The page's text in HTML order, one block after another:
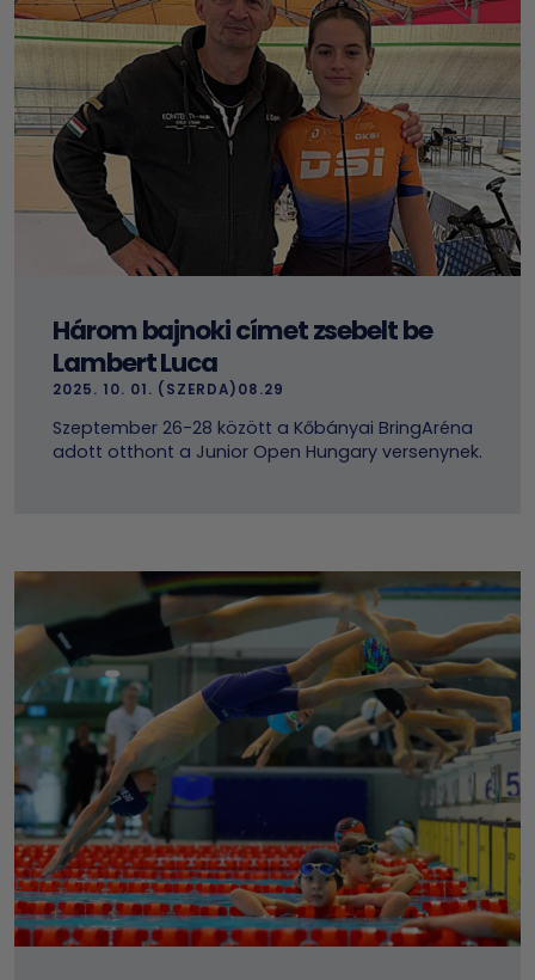
Három bajnoki címet zsebelt be
Lambert Luca
2025. 10. 01. (SZERDA)08.29
Szeptember 26-28 között a Kőbányai BringAréna
adott otthont a Junior Open Hungary versenynek.